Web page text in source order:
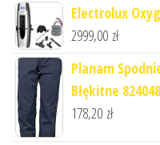
Electrolux
2999,00 zł
Planam
Błękitne 824048
178,20 zł